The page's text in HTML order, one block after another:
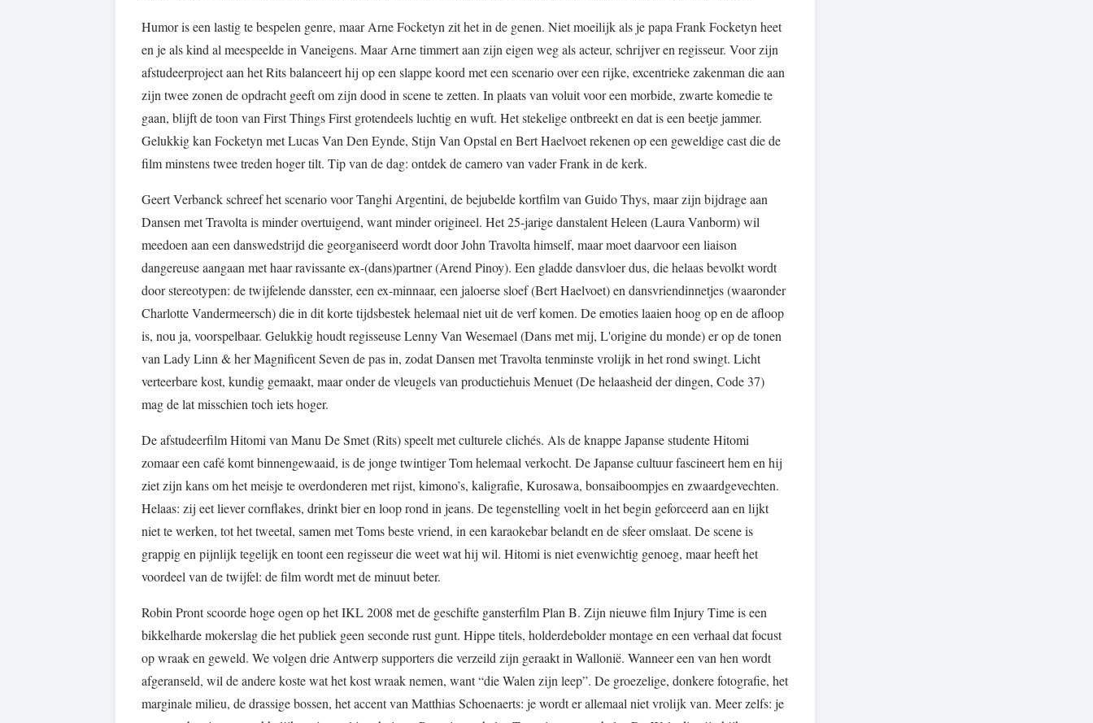
Humor is een lastig te bespelen genre, maar Arne Focketyn zit het in de genen. Niet moeilijk als je papa Frank Focketyn heet
en je als kind al meespeelde in Vaneigens. Maar Arne timmert aan zijn eigen weg als acteur, schrijver en regisseur. Voor zijn
afstudeerproject aan het Rits balanceert hij op een slappe koord met een scenario over een rijke, excentrieke zakenman die aan
zijn twee zonen de opdracht geeft om zijn dood in scene te zetten. In plaats van voluit voor een morbide, zwarte komedie te
gaan, blijft de toon van First Things First grotendeels luchtig en wuft. Het stekelige ontbreekt en dat is een beetje jammer.
Gelukkig kan Focketyn met Lucas Van Den Eynde, Stijn Van Opstal en Bert Haelvoet rekenen op een geweldige cast die de
film minstens twee treden hoger tilt. Tip van de dag: ontdek de camero van vader Frank in de kerk.
Geert Verbanck schreef het scenario voor Tanghi Argentini, de bejubelde kortfilm van Guido Thys, maar zijn bijdrage aan
Dansen met Travolta is minder overtuigend, want minder origineel. Het 25-jarige danstalent Heleen (Laura Vanborm) wil
meedoen aan een danswedstrijd die georganiseerd wordt door John Travolta himself, maar moet daarvoor een liaison
dangereuse aangaan met haar ravissante ex-(dans)partner (Arend Pinoy). Een gladde dansvloer dus, die helaas bevolkt wordt
door stereotypen: de twijfelende dansster, een ex-minnaar, een jaloerse sloef (Bert Haelvoet) en dansvriendinnetjes (waaronder
Charlotte Vandermeersch) die in dit korte tijdsbestek helemaal niet uit de verf komen. De emoties laaien hoog op en de afloop
is, nou ja, voorspelbaar. Gelukkig houdt regisseuse Lenny Van Wesemael (Dans met mij, L'origine du monde) er op de tonen
van Lady Linn & her Magnificent Seven de pas in, zodat Dansen met Travolta tenminste vrolijk in het rond swingt. Licht
verteerbare kost, kundig gemaakt, maar onder de vleugels van productiehuis Menuet (De helaasheid der dingen, Code 37)
mag de lat misschien toch iets hoger.
De afstudeerfilm Hitomi van Manu De Smet (Rits) speelt met culturele clichés. Als de knappe Japanse studente Hitomi
zomaar een café komt binnengewaaid, is de jonge twintiger Tom helemaal verkocht. De Japanse cultuur fascineert hem en hij
ziet zijn kans om het meisje te overdonderen met rijst, kimono’s, kaligrafie, Kurosawa, bonsaiboompjes en zwaardgevechten.
Helaas: zij eet liever cornflakes, drinkt bier en loop rond in jeans. De tegenstelling voelt in het begin geforceerd aan en lijkt
niet te werken, tot het tweetal, samen met Toms beste vriend, in een karaokebar belandt en de sfeer omslaat. De scene is
grappig en pijnlijk tegelijk en toont een regisseur die weet wat hij wil. Hitomi is niet evenwichtig genoeg, maar heeft het
voordeel van de twijfel: de film wordt met de minuut beter.
Robin Pront scoorde hoge ogen op het IKL 2008 met de geschifte gansterfilm Plan B. Zijn nieuwe film Injury Time is een
bikkelharde mokerslag die het publiek geen seconde rust gunt. Hippe titels, holderdebolder montage en een verhaal dat focust
op wraak en geweld. We volgen drie Antwerp supporters die verzeild zijn geraakt in Wallonië. Wanneer een van hen wordt
afgeranseld, wil de andere koste wat het kost wraak nemen, want “die Walen zijn leep”. De groezelige, donkere fotografie, het
marginale milieu, de drassige bossen, het accent van Matthias Schoenaerts: je wordt er allemaal niet vrolijk van. Meer zelfs: je